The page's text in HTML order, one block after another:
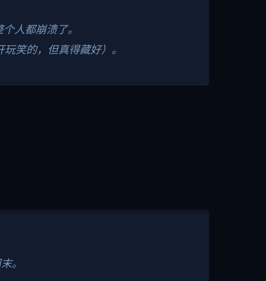
人都崩溃了。
笑的，但真得藏好）。
。